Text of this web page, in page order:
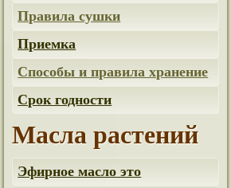
Правила сушки
Приемка
Способы и правила хранение
Срок годности
Масла растений
Эфирное масло это